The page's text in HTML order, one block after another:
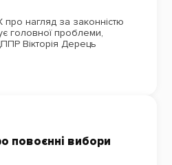
нагляд за законністю
головної проблеми,
Вікторія Дерець
повоєнні вибори